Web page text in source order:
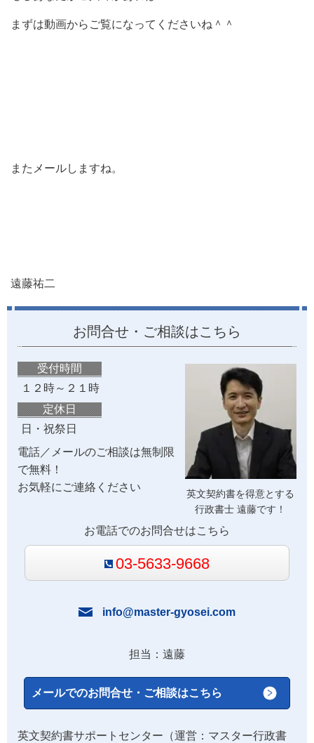
まずは動画からご覧になってくださいね＾＾
またメールしますね。
遠藤祐二
お問合せ・ご相談はこちら
英文契約書を得意とする
行政書士 遠藤です！
受付時間
１２時～２１時
定休日
日・祝祭日
電話／メールのご相談は無制限
で無料！
お気軽にご連絡ください
お電話でのお問合せはこちら
03-5633-9668
info@master-gyosei.com
担当：遠藤
メールでのお問合せ・ご相談はこちら
英文契約書サポートセンター（運営：マスター行政書